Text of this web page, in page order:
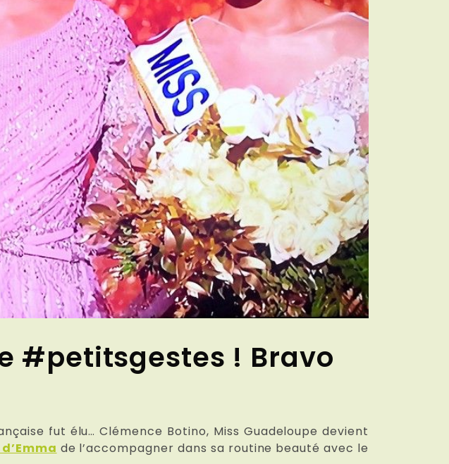
#petitsgestes ! Bravo
fut élu… Clémence Botino, Miss Guadeloupe devient
de l’accompagner dans sa routine beauté avec le